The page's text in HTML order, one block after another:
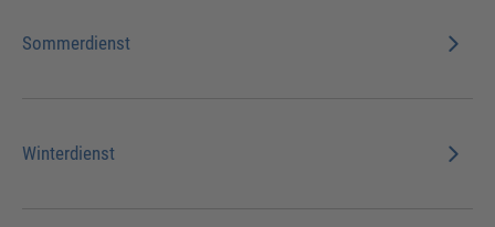
Sommerdienst
Winterdienst